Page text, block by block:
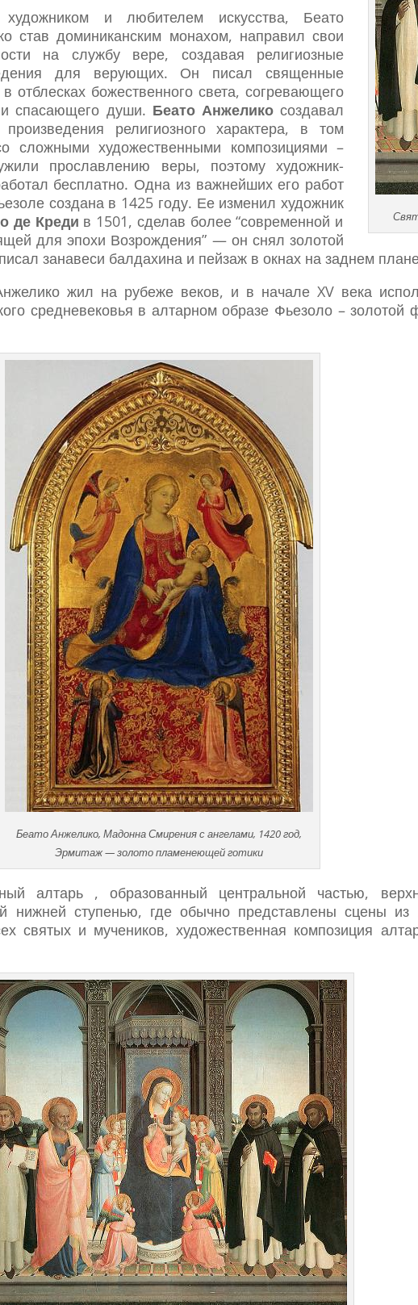
художником и любителем искусства, Беато
став доминиканским монахом, направил свои
на службу вере, создавая религиозные
для верующих. Он писал священные
отблесках божественного света, согревающего
спасающего души. Беато Анжеликосоздавал
религиозного характера, в том
сложными художественными композициями –
прославлению веры, поэтому художник-
бесплатно. Одна из важнейших его работ
создана в 1425 году. Ее изменил художник
де Креди в 1501, сделав более “современной и
для эпохи Возрождения” — он снял золотой
занавеси балдахина и пейзаж в окнах на заднем
жил на рубеже веков, и в начале XV века
средневековья в алтарном образе Фьезоло – золотой
Беато Анжелико, Мадонна Смирения с ангелами, 1420 год,
Эрмитаж — золото пламенеющей готики
алтарь , образованный центральной частью,
нижней ступенью, где обычно представлены сцены
святых и мучеников, художественная композиция